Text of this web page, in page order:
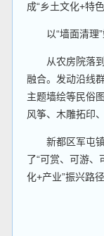
成“乡土文化+特
以“墙面清理”
从农房院落到
融合。发动沿线
主题墙绘等民俗
风筝、木雕拓印
新都区军屯镇
了“可赏、可游、
化+产业”振兴路